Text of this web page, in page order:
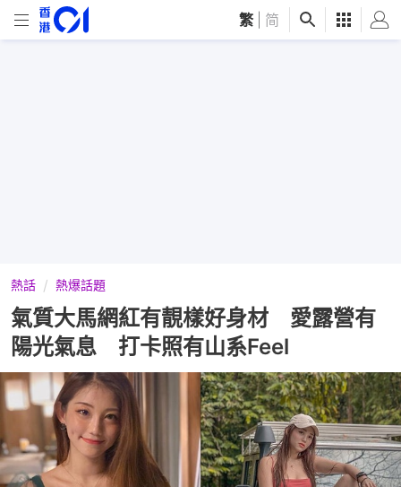
繁 简
熱話 熱爆話題
氣質大馬網紅有靚樣好身材 愛露營有
陽光氣息 打卡照有山系Feel